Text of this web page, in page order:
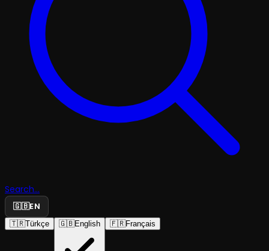
Search...
🇬🇧EN
🇹🇷Türkçe 🇬🇧English 🇫🇷Français